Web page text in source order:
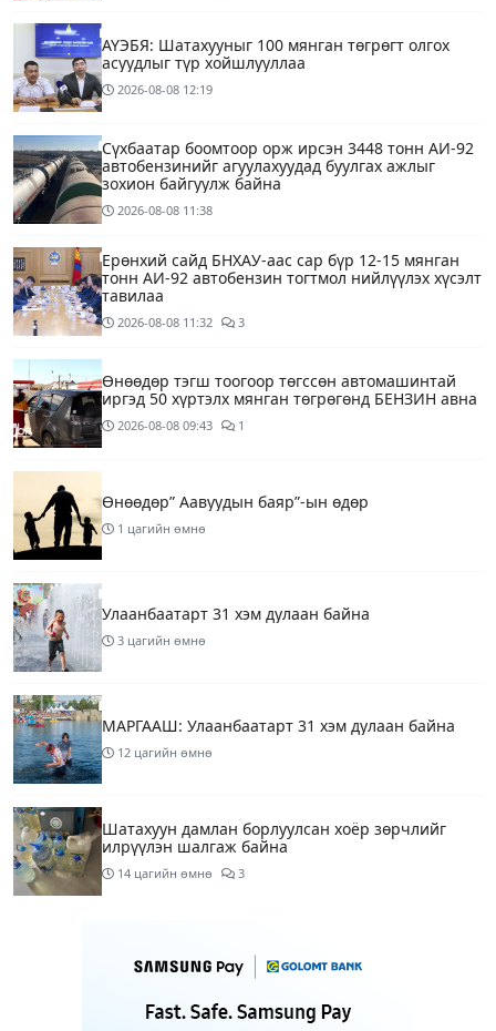
АҮЭБЯ: Шатахууныг 100 мянган төгрөгт олгох
асуудлыг түр хойшлууллаа
2026-08-08 12:19
Сүхбаатар боомтоор орж ирсэн 3448 тонн АИ-92
автобензинийг агуулахуудад буулгах ажлыг
зохион байгуулж байна
2026-08-08 11:38
Ерөнхий сайд БНХАУ-аас сар бүр 12-15 мянган
тонн АИ-92 автобензин тогтмол нийлүүлэх хүсэлт
тавилаа
2026-08-08 11:32 3
Өнөөдөр тэгш тоогоор төгссөн автомашинтай
иргэд 50 хүртэлх мянган төгрөгөнд БЕНЗИН авна
2026-08-08 09:43 1
Өнөөдөр” Аавуудын баяр”-ын өдөр
1 цагийн өмнө
Улаанбаатарт 31 хэм дулаан байна
3 цагийн өмнө
МАРГААШ: Улаанбаатарт 31 хэм дулаан байна
12 цагийн өмнө
Шатахуун дамлан борлуулсан хоёр зөрчлийг
илрүүлэн шалгаж байна
14 цагийн өмнө 3
урьдчилсан төлөв